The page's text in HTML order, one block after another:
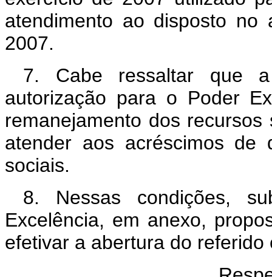
atendimento ao disposto
2007.
7. Cabe ressaltar que
autorização para o Poder
remanejamento dos
atender aos acréscimos de
sociais.
8. Nessas condições,
Excelência, em anexo,
efetivar a abertura do